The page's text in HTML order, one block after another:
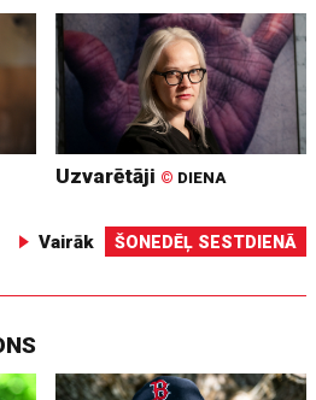
Uzvarētāji © DIENA
Vairāk ŠONEDĒĻ SESTDIENĀ